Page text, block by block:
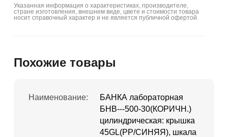
Указанная информация о характеристиках, производителе,
стране изготовления, внешнем виде, цвете и стоимости товара
носит справочный характер и не является публичной офертой.
Похожие товары
Наименование:
БАНКА лабораторная
БНВ---500-30(КОРИЧН.)
цилиндрическая: крышка
45GL(PP/СИНЯЯ), шкала